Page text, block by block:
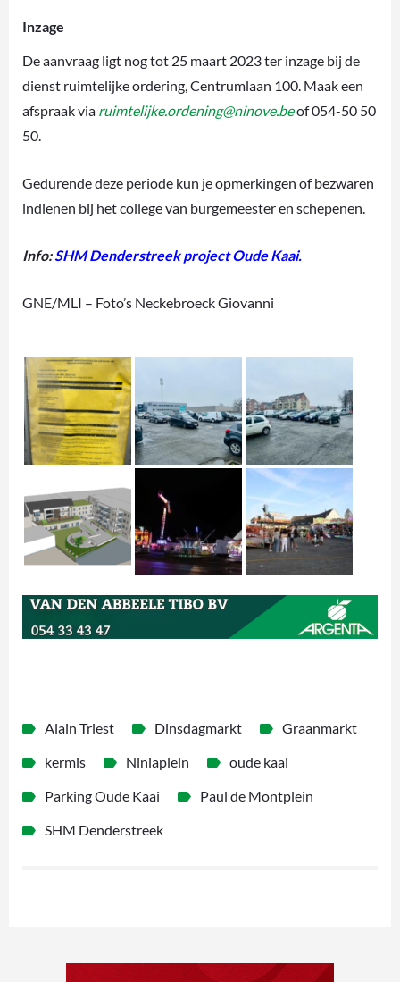
Inzage
De aanvraag ligt nog tot 25 maart 2023 ter inzage bij de
dienst ruimtelijke ordering, Centrumlaan 100. Maak een
afspraak via ruimtelijke.ordening@ninove.beof 054-50 50
50.
Gedurende deze periode kun je opmerkingen of bezwaren
indienen bij het college van burgemeester en schepenen.
Info:SHM Denderstreek project Oude Kaai.
GNE/MLI – Foto’s Neckebroeck Giovanni
Alain Triest Dinsdagmarkt
Graanmarkt
kermis
Niniaplein
oude kaai
Parking Oude Kaai
Paul de Montplein
SHM Denderstreek